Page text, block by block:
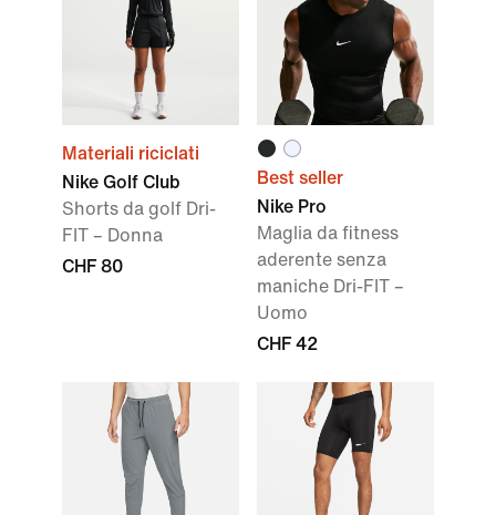
Materiali riciclati
Nike Golf Club
Shorts da golf Dri-
FIT – Donna
CHF 80
Best seller
Nike Pro
Maglia da fitness
aderente senza
maniche Dri-FIT –
Uomo
CHF 42